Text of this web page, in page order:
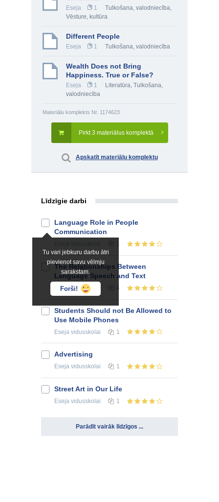
Eseja 1 Tulkošana, valodniecība,
Vēsture, kultūra
Different People
Eseja 1 Tulkošana, valodniecība
Wealth Does not Bring
Happiness. True or False?
Eseja 1 Literatūra, Tulkošana,
valodniecība
Materiālu komplekts Nr. 1174623
Pirkt 3 materiālus komplektā
Apskatīt materiālu komplektu
Līdzīgie darbi
Tu vari jebkuru darbu ātri
pievienot savu vēlmju
sarakstam.
Forši!
Language Role in People
Communication
1
The Relationships Between
Language Speech and Text
Esejavidusskolai 4
Students Should not Be Allowed to
Use Mobile Phones
Eseja vidusskolai 1
Advertising
Eseja vidusskolai 1
Street Art in Our Life
Eseja vidusskolai 1
Parādīt vairāk līdzīgos ...